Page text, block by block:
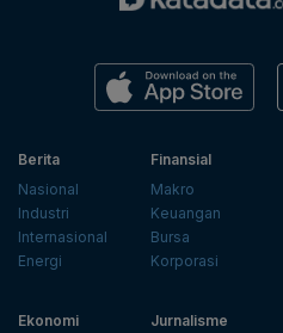
Berita
Nasional
Industri
Internasional
Energi
Finansial
Makro
Keuangan
Bursa
Korporasi
Ekonomi
Jurnalisme